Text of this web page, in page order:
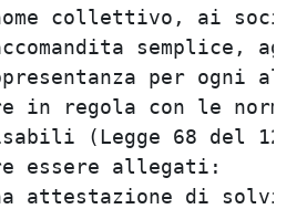
nome collettivo,
accomandita
in regola con
disabili
una